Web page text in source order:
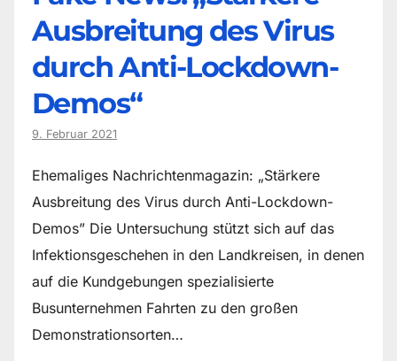
Ausbreitung des Virus
durch Anti-Lockdown-
Demos“
9. Februar 2021
Ehemaliges Nachrichtenmagazin: „Stärkere
Ausbreitung des Virus durch Anti-Lockdown-
Demos” Die Untersuchung stützt sich auf das
Infektionsgeschehen in den Landkreisen, in denen
auf die Kundgebungen spezialisierte
Busunternehmen Fahrten zu den großen
Demonstrationsorten…